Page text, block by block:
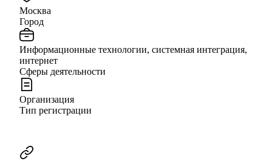
Москва
Город
Информационные технологии, системная интеграция,
интернет
Сферы деятельности
Организация
Тип регистрации